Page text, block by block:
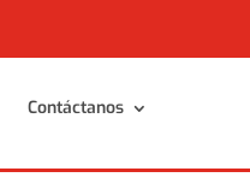
Contáctanos
Contáctanos